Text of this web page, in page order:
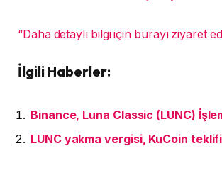
“Daha detaylı bilgi için burayı ziyaret
İlgili Haberler:
Binance, Luna Classic (LUNC)
LUNC yakma vergisi, KuCoin